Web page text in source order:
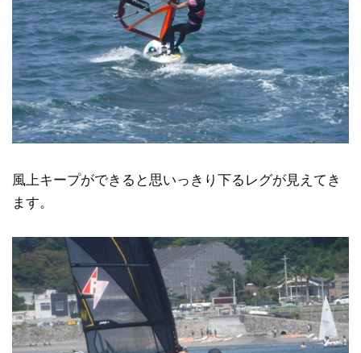
風上キープができると思いっきり下るレグが見えてき
ます。